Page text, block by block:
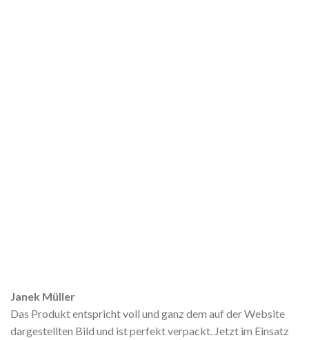
Janek Müller
Das Produkt entspricht voll und ganz dem auf der Website
dargestellten Bild und ist perfekt verpackt. Jetzt im Einsatz